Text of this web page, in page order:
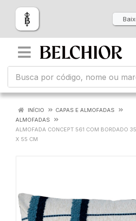
INÍCIO
CAPAS E ALMOFADAS
ALMOFADAS
ALMOFADA CONCEPT 561 COM BORDADO
X 55 CM